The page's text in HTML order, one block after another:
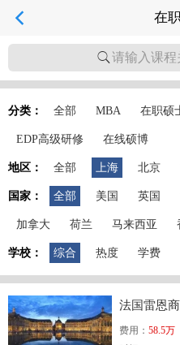
在
请输入课程
分类： 全部 MBA 在职硕
EDP高级研修 在线硕博
地区： 全部 上海 北京
国家： 全部 美国 英国
加拿大 荷兰 马来西亚
学校： 综合 热度 学费
费用： 58.5万